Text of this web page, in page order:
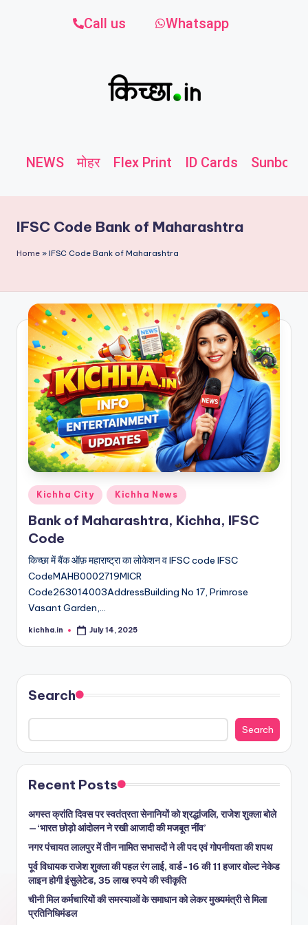
Call us Whatsapp
NEWS मोहर Flex Print ID Cards
IFSC Code Bank of Maharashtra
Home » IFSC Code Bank of Maharashtra
Kichha City Kichha News
Bank of Maharashtra, Kichha, IFSC
Code
किच्छा में बैंक ऑफ़ महाराष्ट्रा का लोकेशन व IFSC code IFSC
CodeMAHB0002719MICR
Code263014003AddressBuilding No 17, Primrose
Vasant Garden,…
kichha.in July 14, 2025
Search
Search
Recent Posts
अगस्त क्रांति दिवस पर स्वतंत्रता सेनानियों को श्रद्धांजलि, राजेश शुक्ला बोले
—‘भारत छोड़ो आंदोलन ने रखी आजादी की मजबूत नींव’
नगर पंचायत लालपुर में तीन नामित सभासदों ने ली पद एवं गोपनीयता की शपथ
पूर्व विधायक राजेश शुक्ला की पहल रंग लाई, वार्ड-16 की 11 हजार वोल्ट नेकेड
लाइन होगी इंसुलेटेड, 35 लाख रुपये की स्वीकृति
चीनी मिल कर्मचारियों की समस्याओं के समाधान को लेकर मुख्यमंत्री से मिला
प्रतिनिधिमंडल